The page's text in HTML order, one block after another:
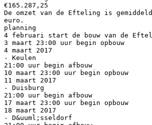
€165.287,25
De omzet van de Efteling is
euro.
planning
4 februari start de bouw van de
3 maart 23:00 uur begin opbouw
4 maart 2017
- Keulen
21:00 uur begin afbouw
10 maart 23:00 uur begin opbouw
11 maart 2017
- Duisburg
21:00 uur begin afbouw
17 maart 23:00 uur begin opbouw
18 maart 2017
- D&uuml;sseldorf